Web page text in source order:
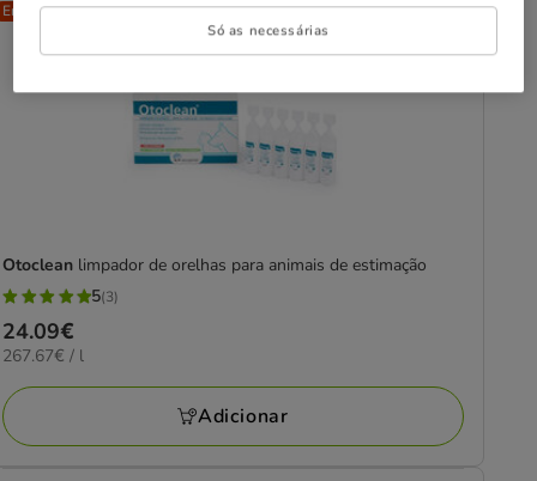
Entrega Grátis
Otoclean limpador de orelhas para animais de estimação
5
estrelas
com
3
avaliações
5(3)
Preço
24.09€
24.09€
267.67€
L
267.67€ / l
Adicionar
Só as necessárias